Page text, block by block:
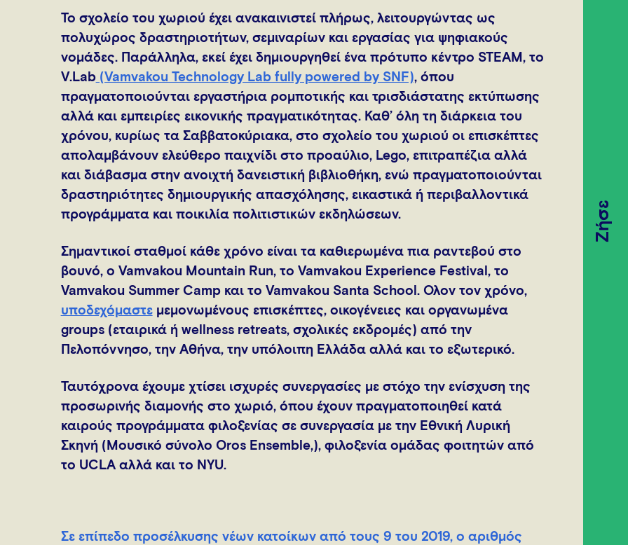
Ζήσε
Το σχολείο του χωριού έχει ανακαινιστεί πλήρως, λειτουργώντας ως
πολυχώρος δραστηριοτήτων, σεμιναρίων και εργασίας για ψηφιακούς
νομάδες. Παράλληλα, εκεί έχει δημιουργηθεί ένα πρότυπο κέντρο STEAM, το
V.Lab(Vamvakou Technology Lab fully powered by SNF), όπου
πραγματοποιούνται εργαστήρια ρομποτικής και τρισδιάστατης εκτύπωσης
αλλά και εμπειρίες εικονικής πραγματικότητας. Καθ’ όλη τη διάρκεια του
χρόνου, κυρίως τα Σαββατοκύριακα, στο σχολείο του χωριού οι επισκέπτες
απολαμβάνουν ελεύθερο παιχνίδι στο προαύλιο, Lego, επιτραπέζια αλλά
και διάβασμα στην ανοιχτή δανειστική βιβλιοθήκη, ενώ πραγματοποιούνται
δραστηριότητες δημιουργικής απασχόλησης, εικαστικά ή περιβαλλοντικά
προγράμματα και ποικιλία πολιτιστικών εκδηλώσεων.
Σημαντικοί σταθμοί κάθε χρόνο είναι τα καθιερωμένα πια ραντεβού στο
βουνό, ο Vamvakou Mountain Run, το Vamvakou Experience Festival, το
Vamvakou Summer Camp και το Vamvakou Santa School. Όλον τον χρόνο,
υποδεχόμαστεμεμονωμένους επισκέπτες, οικογένειες και οργανωμένα
groups (εταιρικά ή wellness retreats, σχολικές εκδρομές) από την
Πελοπόννησο, την Αθήνα, την υπόλοιπη Ελλάδα αλλά και το εξωτερικό.
Ταυτόχρονα έχουμε χτίσει ισχυρές συνεργασίες με στόχο την ενίσχυση της
προσωρινής διαμονής στο χωριό, όπου έχουν πραγματοποιηθεί κατά
καιρούς προγράμματα φιλοξενίας σε συνεργασία με την Εθνική Λυρική
Σκηνή (Μουσικό σύνολο Oros Ensemble,), φιλοξενία ομάδας φοιτητών από
το UCLA αλλά και το NYU.
Σε επίπεδο προσέλκυσης νέων κατοίκων από τους 9 του 2019, ο αριθμός